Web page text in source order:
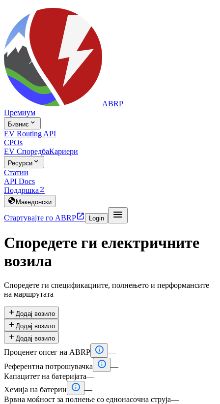
ABRP
Премиум
Бизнис 
EV Routing API
CPOs
EV СпоредбаКариери
Ресурси 
Статии
API Docs
Поддршка 
 Македонски
Стартувајте го ABRP Login 
Споредете ги електричните
возила
Споредете ги спецификациите, полнењето и перформансите
на маршрутата
 Додај возило
 Додај возило
 Додај возило
Проценет опсег на ABRP  —
Референтна потрошувачка
 —
Капацитет на батеријата—
Хемија на батерии
 —
Врвна моќност за полнење со еднонасочна струја—